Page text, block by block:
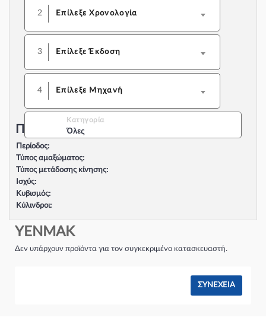
2 Επίλεξε Χρονολογία
3 Επίλεξε Έκδοση
4 Επίλεξε Μηχανή
Κατηγορία
Όλες
Περιγραφή Αυτοκινήτου:
Περίοδος:
Τύπος αμαξώματος:
Τύπος μετάδοσης κίνησης:
Ισχύς:
Κυβισμός:
Κύλινδροι:
Τύπος κινητήρα:
YENMAK
Δεν υπάρχουν προϊόντα για τον συγκεκριμένο κατασκευαστή.
ΣΥΝΈΧΕΙΑ